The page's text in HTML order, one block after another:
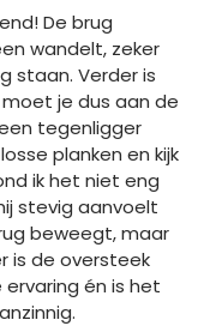
De brug
wandelt, zeker
staan. Verder is
je dus aan de
tegenligger
planken en kijk
ik het niet eng
stevig aanvoelt
beweegt, maar
is de oversteek
én is het